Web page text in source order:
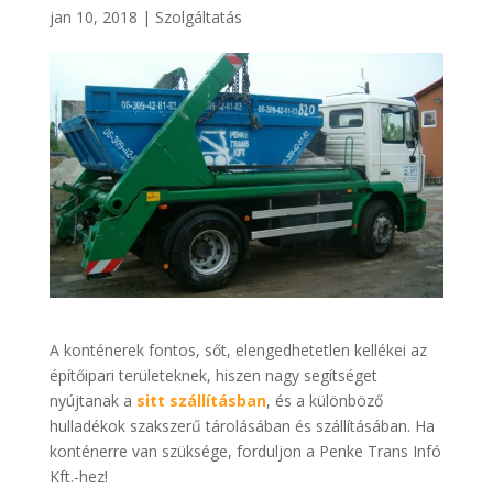
jan 10, 2018 | Szolgáltatás
A konténerek fontos, sőt, elengedhetetlen kellékei az
építőipari területeknek, hiszen nagy segítséget
nyújtanak a sitt szállításban, és a különböző
hulladékok szakszerű tárolásában és szállításában. Ha
konténerre van szüksége, forduljon a Penke Trans Infó
Kft.-hez!